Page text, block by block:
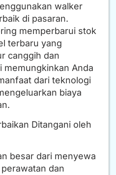
walker
di pasaran.
memperbarui stok
terbaru yang
canggih dan
memungkinkan Anda
dari teknologi
biaya
Ditangani oleh
besar dari menyewa
dan